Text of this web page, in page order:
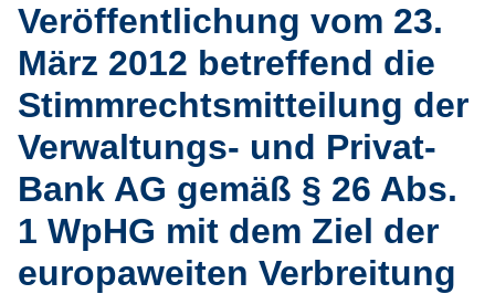
Veröffentlichung vom 23.
März 2012 betreffend die
Stimmrechtsmitteilung der
Verwaltungs- und Privat-
Bank AG gemäß § 26 Abs.
1 WpHG mit dem Ziel der
europaweiten Verbreitung